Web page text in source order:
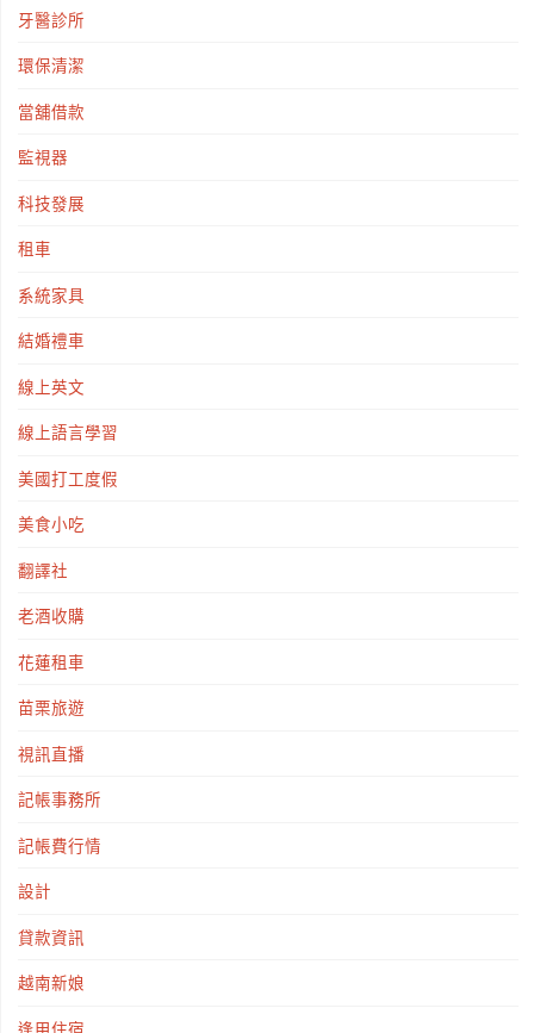
牙醫診所
環保清潔
當舖借款
監視器
科技發展
租車
系統家具
結婚禮車
線上英文
線上語言學習
美國打工度假
美食小吃
翻譯社
老酒收購
花蓮租車
苗栗旅遊
視訊直播
記帳事務所
記帳費行情
設計
貸款資訊
越南新娘
逢甲住宿